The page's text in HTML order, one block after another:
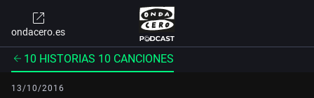
ondacero.es
10 HISTORIAS 10 CANCIONES
13/10/2016